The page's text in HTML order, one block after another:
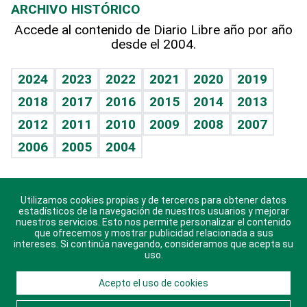
Hablando con el pediatra
Vida y familia
Eñe
Celebrando la vida
Sin complejos
En pocas palabras
Escuchando al corazón
Economía Personal
Línea de hit
TBT Deportivo
Más firmas
Hecho en casa
Guía del dinero
Cumpleaños
Horóscopos
Crucigramas
ARCHIVO HISTÓRICO
Accede al contenido de Diario Libre año por año
desde el 2004.
2024 2023 2022 2021 2020
2019
2018
2017 2016 2015 2014
2013
2012
2011 2010 2009 2008
2007
2006
2005 2004
Descarga nuestras aplicaciones para Android, iOS y
sistema Huawei.
© 2021 Diario Libre, todos los derechos reservados.
Utilizamos cookies propias y de terceros para obtener datos
estadísticos de la navegación de nuestros usuarios y mejorar
nuestros servicios. Esto nos permite personalizar el contenido
que ofrecemos y mostrar publicidad relacionada a sus
intereses. Si continúa navegando, consideramos que acepta su
uso.
Acepto el uso de cookies